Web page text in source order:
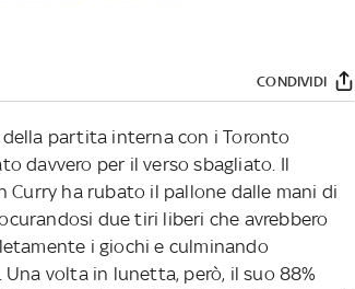
CONDIVIDI
della partita interna con i Toronto
davvero per il verso sbagliato. Il
ha rubato il pallone dalle mani di
due tiri liberi che avrebbero
i giochi e culminando
volta in lunetta, però, il suo 88%